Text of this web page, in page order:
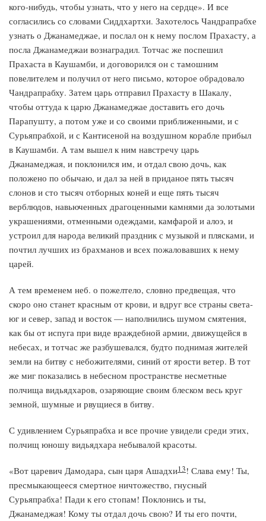
кого-нибудь, чтобы узнать, что у него на сердце». И все
согласились со словами Сиддхартхи. Захотелось Чандрапрабхе
узнать о Джанамеджае, и послал он к нему послом Прахасту, а
посла Джанамеджаи вознаградил. Тотчас же поспешил
Прахаста в Каушамби, и договорился он с тамошним
повелителем и получил от него письмо, которое обрадовало
Чандрапрабху. Затем царь отправил Прахасту в Шакалу,
чтобы оттуда к царю Джанамеджае доставить его дочь
Парапушту, а потом уже и со своими приближенными, и с
Сурьяпрабхой, и с Кантисеной на воздушном корабле прибыл
в Каушамби. А там вышел к ним навстречу царь
Джанамеджая, и поклонился им, и отдал свою дочь, как
положено по обычаю, и дал за ней в приданое пять тысяч
слонов и сто тысяч отборных коней и еще пять тысяч
верблюдов, навьюченных драгоценными камнями да золотыми
украшениями, отменными одеждами, камфарой и алоэ, и
устроил для народа великий праздник с музыкой и плясками, и
почтил лучших из брахманов и всех пожаловавших к нему
царей.
А тем временем неб. о пожелтело, словно предвещая, что
скоро оно станет красным от крови, и вдруг все страны света-
юг и север, запад и восток — наполнились шумом смятения,
как бы от испуга при виде враждебной армии, движущейся в
небесах, и тотчас же разбушевался, будто поднимая жителей
земли на битву с небожителями, синий от ярости ветер. В тот
же миг показались в небесном пространстве несметные
полчища видьядхаров, озаряющие своим блеском весь круг
земной, шумные и рвущиеся в битву.
С удивлением Сурьяпрабха и все прочие увидели среди этих,
полчищ юношу видьядхара небывалой красоты.
«Вот царевич Дамодара, сын царя Ашадхи13! Слава ему! Ты,
пресмыкающееся смертное ничтожество, гнусный
Сурьяпрабха! Пади к его стопам! Поклонись и ты,
Джанамеджая! Кому ты отдал дочь свою? И ты его почти,